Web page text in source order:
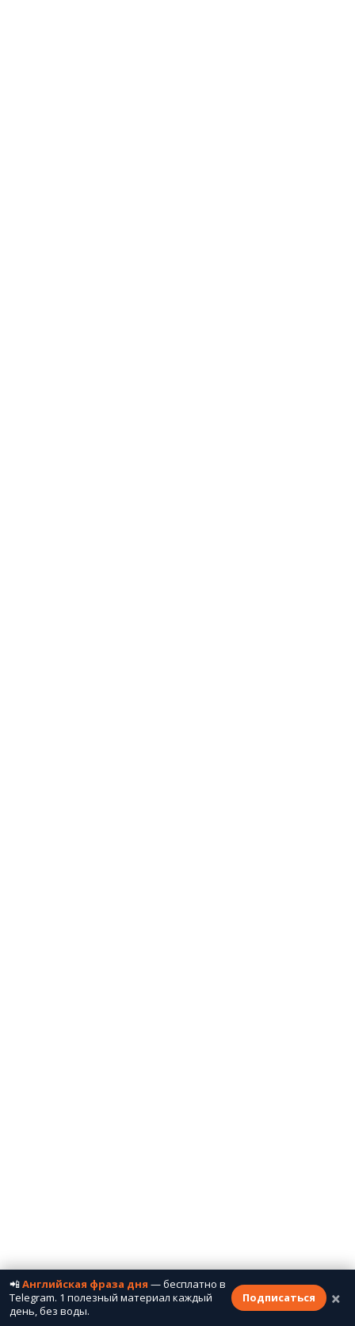
📲Английская фраза дня — бесплатно в
Telegram. 1 полезный материал каждый
день, без воды.
Подписаться ×